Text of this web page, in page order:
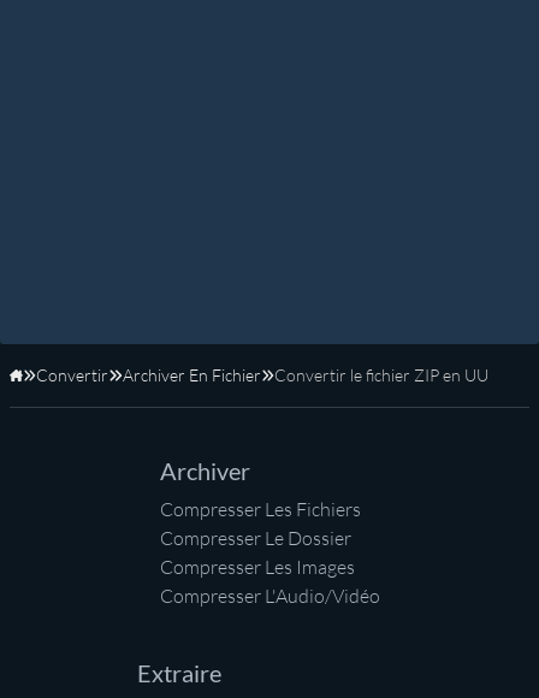
Accueil
Convertir Archiver En Fichier Convertir le fichier ZIP en UU
Archiver
Compresser Les Fichiers
Compresser Le Dossier
Compresser Les Images
Compresser L'Audio/Vidéo
Extraire